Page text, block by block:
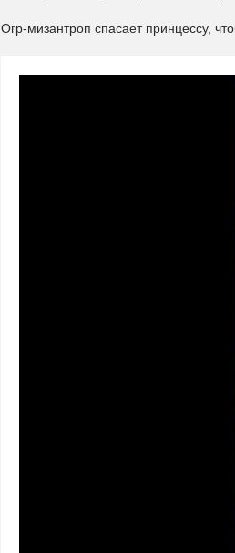
Огр-мизантроп спасает принцессу,